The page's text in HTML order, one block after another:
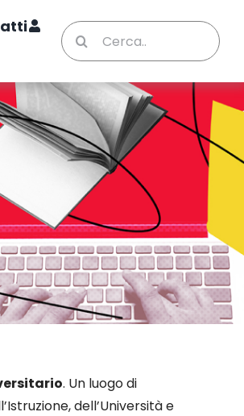
Cerca
per:
. Un luogo di
dell’Università e